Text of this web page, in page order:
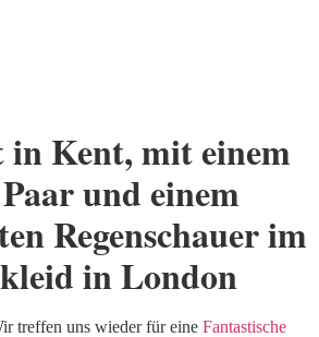
in Kent, mit einem
und einem
Regenschauer im
in London
treffen uns wieder für eine Fantastische